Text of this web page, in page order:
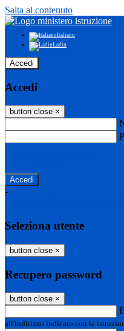
Salta al contenuto
Italiano
Ladin
Accedi
Accedi
button close ×
-
Seleziona utente
button close ×
Recupero password
button close ×
all'indirizzo indicato con le